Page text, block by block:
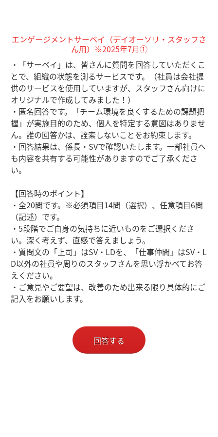
エンゲージメントサーベイ（デイオーソリ・スタッフさ
ん用）※2025年7月​①
・「サーベイ」は、皆さんに質問を回答していただくこ
とで、組織の状態を測るサービスです。（社員は会社提
供のサービスを使用していますが、スタッフさん向けに
オリジナルで作成してみました！）
・匿名回答です。「チーム環境を良くするための課題把
握」が実施目的のため、個人を特定する意図はありませ
ん。誰の回答かは、詮索しないことをお約束します。
・回答結果は、係長・SVで確認いたします。一部社員へ
も内容を共有する可能性がありますのでご了承くださ
い。
【回答時のポイント】
・全20問です。※必須項目14問（選択）、任意項目6問
（記述）です。
・5段階でご自身の気持ちに近いものをご選択くださ
い。深く考えず、直感で答えましょう。
・質問文の「上司」はSV・LDを、「仕事仲間」はSV・L
D以外の社員や周りのスタッフさんを思い浮かべてお答
えください。
・ご意見やご要望は、改善のため出来る限り具体的にご
記入をお願いします。
回答する